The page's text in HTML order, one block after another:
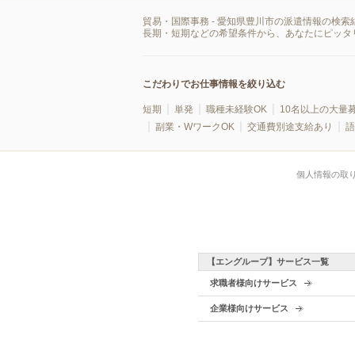
貿易・国際事務 - 愛知県豊川市の派遣情報の検
長期・短期などの希望条件から、あなたにピッ
こだわりでお仕事情報を絞り込む
短期 単発 職種未経験OK 10名以上の大量
副業・WワークOK
交通費別途支給あり
個人情報の取
【エングループ】サービス一覧
求職者様向けサービス
企業様向けサービス